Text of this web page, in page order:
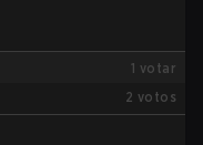
1 votar
2 votos